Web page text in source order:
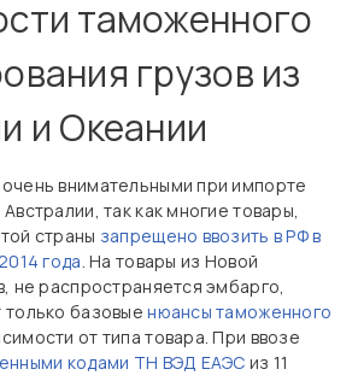
таможенного
грузов из
и Океании
внимательными при импорте
так как многие товары,
страны запрещено ввозить в РФ в
года. На товары из Новой
не распространяется эмбарго,
только базовыенюансы таможенного
от типа товара. При ввозе
кодами ТН ВЭД ЕАЭС из 11